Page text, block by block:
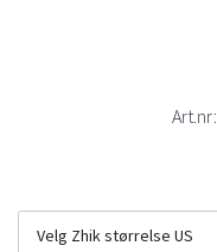
Art.nr:
Velg Zhik størrelse US